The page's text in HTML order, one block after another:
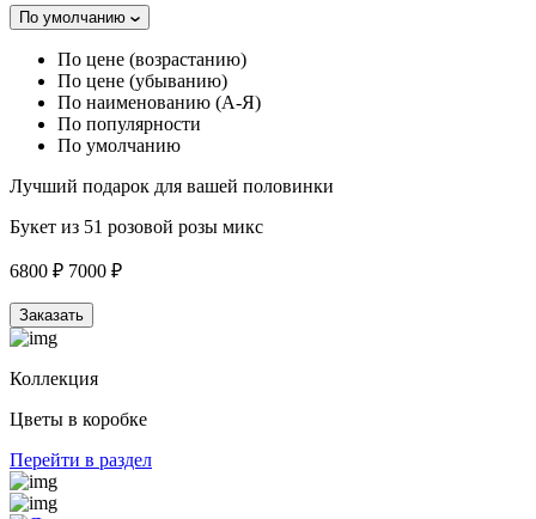
По умолчанию
По цене (возрастанию)
По цене (убыванию)
По наименованию (А-Я)
По популярности
По умолчанию
Лучший подарок для вашей половинки
Букет из 51 розовой розы микс
6800 ₽ 7000 ₽
Заказать
Коллекция
Цветы в коробке
Перейти в раздел